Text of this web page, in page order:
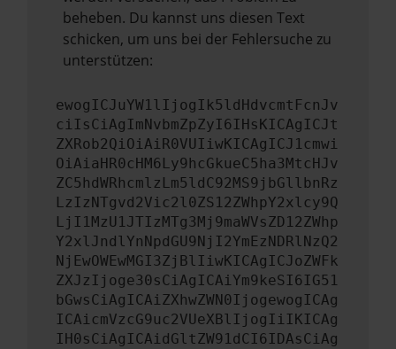
beheben. Du kannst uns diesen Text
schicken, um uns bei der Fehlersuche zu
unterstützen:
ewogICJuYW1lIjogIk5ldHdvcmtFcnJv
ciIsCiAgImNvbmZpZyI6IHsKICAgICJt
ZXRob2QiOiAiR0VUIiwKICAgICJ1cmwi
OiAiaHR0cHM6Ly9hcGkueC5ha3MtcHJv
ZC5hdWRhcmlzLm5ldC92MS9jbGllbnRz
LzIzNTgvd2Vic2l0ZS12ZWhpY2xlcy9Q
LjI1MzU1JTIzMTg3Mj9maWVsZD12ZWhp
Y2xlJndlYnNpdGU9NjI2YmEzNDRlNzQ2
NjEwOWEwMGI3ZjBlIiwKICAgICJoZWFk
ZXJzIjoge30sCiAgICAiYm9keSI6IG51
bGwsCiAgICAiZXhwZWN0IjogewogICAg
ICAicmVzcG9uc2VUeXBlIjogIiIKICAg
IH0sCiAgICAidGltZW91dCI6IDAsCiAg